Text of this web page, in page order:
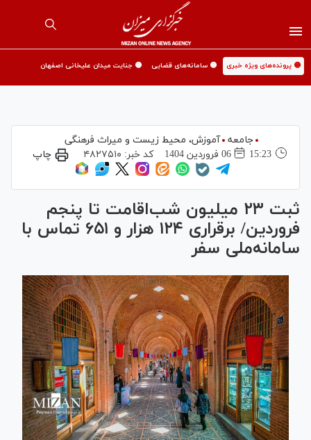
🟡 پرونده‌های ویژه خبری 🟡 سامانه‌های قضایی 🟡 جنایت میدان علیخانی اصفهان
جامعه
آموزش،‌ محیط زیست و میراث فرهنگی
15:23
06 فروردين 1404 کد خبر: ۴۸۲۷۵۱۰ چاپ
ثبت ۲۳ میلیون شب‌اقامت تا پنجم
فروردین/ برقراری ۱۲۴ هزار و ۶۵۱ تماس با
سامانه‌ملی سفر